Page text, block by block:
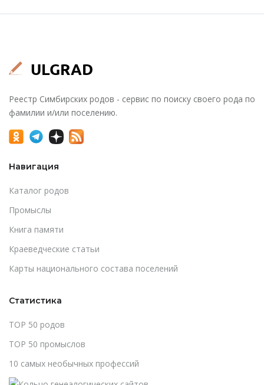
Реестр Симбирских родов - сервис по поиску своего рода по
фамилии и/или поселению.
Навигация
Каталог родов
Промыслы
Книга памяти
Краеведческие статьи
Карты национального состава поселений
Статистика
TOP 50 родов
TOP 50 промыслов
10 самых необычных профессий